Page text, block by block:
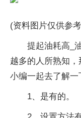
(资料图片仅供参
提起油耗高_
越多的人所熟知
小编一起去了解一
1、是有的。